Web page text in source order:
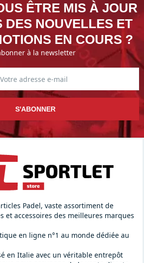
ÊTRE MIS À JOUR
DES NOUVELLES ET
EN COURS ?
à la newsletter
S'ABONNER
Padel, vaste assortiment de
et accessoires des meilleures marques
en ligne n°1 au monde dédiée au
en Italie avec un véritable entrepôt